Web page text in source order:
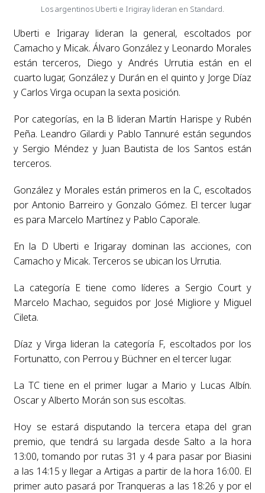
Los argentinos Uberti e Irigiray lideran en Standard.
Uberti e Irigaray lideran la general, escoltados por
Camacho y Micak. Álvaro González y Leonardo Morales
están terceros, Diego y Andrés Urrutia están en el
cuarto lugar, González y Durán en el quinto y Jorge Díaz
y Carlos Virga ocupan la sexta posición.
Por categorías, en la B lideran Martín Harispe y Rubén
Peña. Leandro Gilardi y Pablo Tannuré están segundos
y Sergio Méndez y Juan Bautista de los Santos están
terceros.
González y Morales están primeros en la C, escoltados
por Antonio Barreiro y Gonzalo Gómez. El tercer lugar
es para Marcelo Martínez y Pablo Caporale.
En la D Uberti e Irigaray dominan las acciones, con
Camacho y Micak. Terceros se ubican los Urrutia.
La categoría E tiene como líderes a Sergio Court y
Marcelo Machao, seguidos por José Migliore y Miguel
Cileta.
Díaz y Virga lideran la categoría F, escoltados por los
Fortunatto, con Perrou y Büchner en el tercer lugar.
La TC tiene en el primer lugar a Mario y Lucas Albín.
Oscar y Alberto Morán son sus escoltas.
Hoy se estará disputando la tercera etapa del gran
premio, que tendrá su largada desde Salto a la hora
13:00, tomando por rutas 31 y 4 para pasar por Biasini
a las 14:15 y llegar a Artigas a partir de la hora 16:00. El
primer auto pasará por Tranqueras a las 18:26 y por el